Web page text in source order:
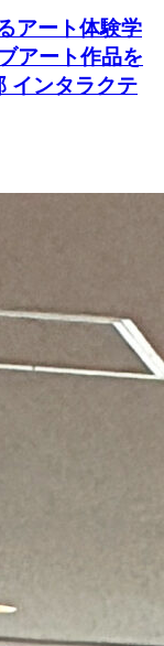
アート体験学
アート作品を
インタラクテ